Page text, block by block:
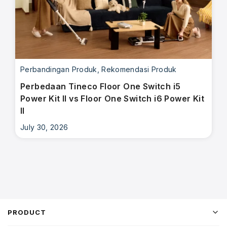
Perbandingan Produk ,Rekomendasi Produk
Perbedaan Tineco Floor One Switch i5
Power Kit II vs Floor One Switch i6 Power Kit
II
July 30, 2026
PRODUCT